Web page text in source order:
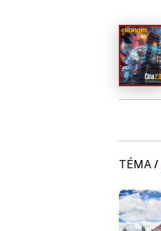
TÉMA /